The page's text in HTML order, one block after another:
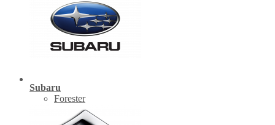
Subaru
Forester